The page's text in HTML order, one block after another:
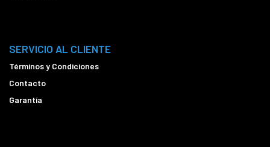
SERVICIO AL CLIENTE
Términos y Condiciones
Contacto
Garantía